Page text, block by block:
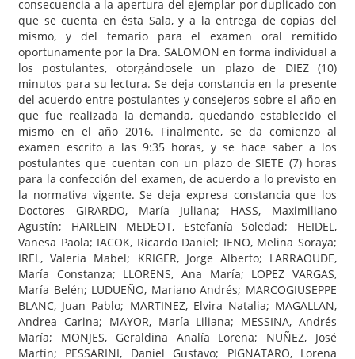
consecuencia a la apertura del ejemplar por duplicado con
que se cuenta en ésta Sala, y a la entrega de copias del
mismo, y del temario para el examen oral remitido
oportunamente por la Dra. SALOMON en forma individual a
los postulantes, otorgándosele un plazo de DIEZ (10)
minutos para su lectura. Se deja constancia en la presente
del acuerdo entre postulantes y consejeros sobre el año en
que fue realizada la demanda, quedando establecido el
mismo en el año 2016. Finalmente, se da comienzo al
examen escrito a las 9:35 horas, y se hace saber a los
postulantes que cuentan con un plazo de SIETE (7) horas
para la confección del examen, de acuerdo a lo previsto en
la normativa vigente. Se deja expresa constancia que los
Doctores GIRARDO, María Juliana; HASS, Maximiliano
Agustín; HARLEIN MEDEOT, Estefanía Soledad; HEIDEL,
Vanesa Paola; IACOK, Ricardo Daniel; IENO, Melina Soraya;
IREL, Valeria Mabel; KRIGER, Jorge Alberto; LARRAOUDE,
María Constanza; LLORENS, Ana María; LOPEZ VARGAS,
María Belén; LUDUEÑO, Mariano Andrés; MARCOGIUSEPPE
BLANC, Juan Pablo; MARTINEZ, Elvira Natalia; MAGALLAN,
Andrea Carina; MAYOR, María Liliana; MESSINA, Andrés
María; MONJES, Geraldina Analía Lorena; NUÑEZ, José
Martín; PESSARINI, Daniel Gustavo; PIGNATARO, Lorena